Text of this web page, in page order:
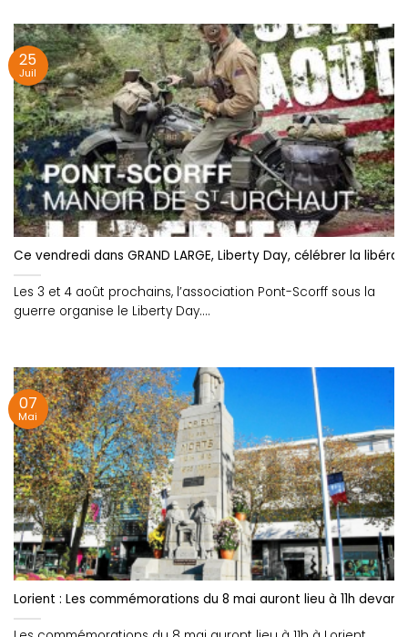
Ce vendredi dans GRAND LARGE, Liberty Day, célébrer la
Les 3 et 4 août prochains, l’association Pont-Scorff sous la
guerre organise le Liberty Day....
25
Juil
Lorient : Les commémorations du 8 mai auront lieu à 11h
07
Mai